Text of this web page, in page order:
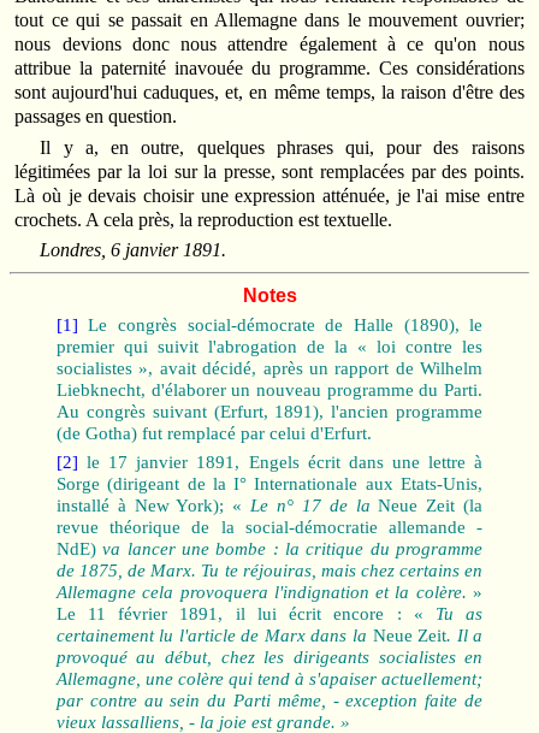
tout ce qui se passait en Allemagne dans le mouvement ouvrier;
nous devions donc nous attendre également à ce qu'on nous
attribue la paternité inavouée du programme. Ces considérations
sont aujourd'hui caduques, et, en même temps, la raison d'être des
passages en question.
Il y a, en outre, quelques phrases qui, pour des raisons
légitimées par la loi sur la presse, sont remplacées par des points.
Là où je devais choisir une expression atténuée, je l'ai mise entre
crochets. A cela près, la reproduction est textuelle.
Londres, 6 janvier 1891.
Notes
[1] Le congrès social-démocrate de Halle (1890), le
premier qui suivit l'abrogation de la « loi contre les
socialistes », avait décidé, après un rapport de Wilhelm
Liebknecht, d'élaborer un nouveau programme du Parti.
Au congrès suivant (Erfurt, 1891), l'ancien programme
(de Gotha) fut remplacé par celui d'Erfurt.
[2] le 17 janvier 1891, Engels écrit dans une lettre à
Sorge (dirigeant de la I° Internationale aux Etats-Unis,
installé à New York); « Le n° 17 de laNeue Zeit (la
revue théorique de la social-démocratie allemande -
NdE)va lancer une bombe : la critique du programme
de 1875, de Marx. Tu te réjouiras, mais chez certains en
Allemagne cela provoquera l'indignation et la colère.»
Le 11 février 1891, il lui écrit encore : « Tu as
certainement lu l'article de Marx dans la Neue Zeit. Il a
provoqué au début, chez les dirigeants socialistes en
Allemagne, une colère qui tend à s'apaiser actuellement;
par contre au sein du Parti même, - exception faite de
vieux lassalliens, - la joie est grande. »